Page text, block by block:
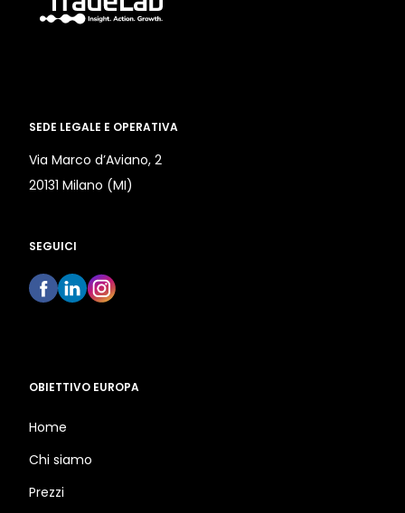
SEDE LEGALE E OPERATIVA
Via Marco d’Aviano, 2
20131 Milano (MI)
SEGUICI
OBIETTIVO EUROPA
Home
Chi siamo
Prezzi